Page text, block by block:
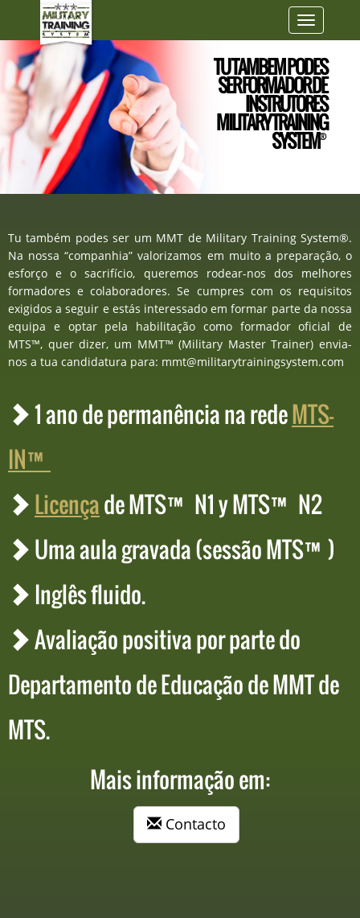
Toggle
TU TAMBEM PODES
SER FORMADOR DE
INSTRUTORES
MILITARY TRAINING
SYSTEM®
Tu também podes ser um MMT de Military Training System®.
Na nossa “companhia” valorizamos em muito a preparação, o
esforço e o sacrifício, queremos rodear-nos dos melhores
formadores e colaboradores. Se cumpres com os requisitos
exigidos a seguir e estás interessado em formar parte da nossa
equipa e optar pela habilitação como formador oficial de
MTS™, quer dizer, um MMT™ (Military Master Trainer) envia-
nos a tua candidatura para: mmt@militarytrainingsystem.com
1 ano de permanência na redeMTS-
IN™
Licençade MTS™ N1 y MTS™ N2
Uma aula gravada (sessão MTS™)
Inglês fluido.
Avaliação positiva por parte do
Departamento de Educação de MMT de
MTS.
Mais informação em:
Contacto